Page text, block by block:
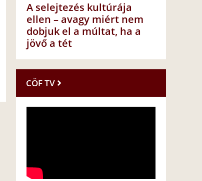
A selejtezés kultúrája
ellen – avagy miért nem
dobjuk el a múltat, ha a
jövő a tét
CÖF TV